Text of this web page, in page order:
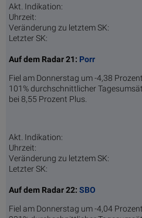
Akt. Indikation:
Uhrzeit:
Veränderung zu letztem SK:
Letzter SK:
Auf dem Radar 21: Porr
Fiel am Donnerstag um -4,38
101% durchschnittlicher
bei 8,55 Prozent Plus.
Akt. Indikation:
Uhrzeit:
Veränderung zu letztem SK:
Letzter SK:
Auf dem Radar 22: SBO
Fiel am Donnerstag um -4,04